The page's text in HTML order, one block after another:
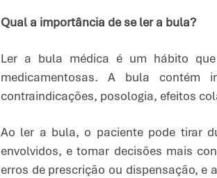
Qual a importância de se ler a bula?
Ler a bula médica é um hábito
medicamentosas. A bula contém
contraindicações, posologia, efeitos
Ao ler a bula, o paciente pode tirar
envolvidos, e tomar decisões mais
erros de prescrição ou dispensação,